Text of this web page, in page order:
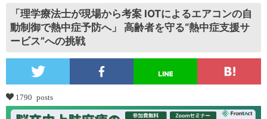
「理学療法士が現場から考案 IOTによるエアコンの自
動制御で熱中症予防へ」 高齢者を守る“熱中症支援サ
ービス”への挑戦
1790 posts